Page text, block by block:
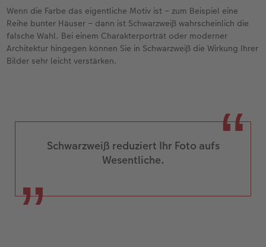
Wenn die Farbe das eigentliche Motiv ist – zum Beispiel eine
Reihe bunter Häuser – dann ist Schwarzweiß wahrscheinlich die
falsche Wahl. Bei einem Charakterporträt oder moderner
Architektur hingegen können Sie in Schwarzweiß die Wirkung Ihrer
Bilder sehr leicht verstärken.
Schwarzweiß reduziert Ihr Foto aufs
Wesentliche.